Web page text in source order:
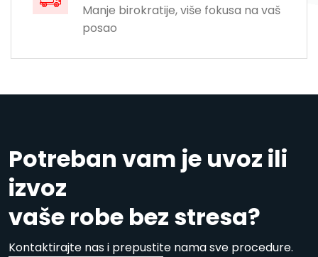
Manje birokratije, više fokusa na vaš
posao
Potreban vam je uvoz ili
izvoz
vaše robe bez stresa?
Kontaktirajte nas i prepustite nama sve procedure.